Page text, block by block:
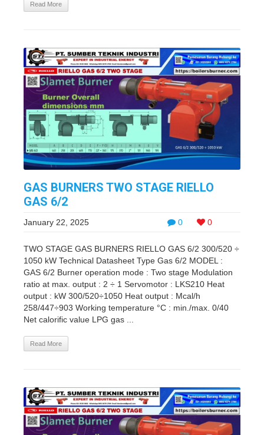
Read More
GAS BURNERS TWO STAGE RIELLO
GAS 6/2
0 0
January 22, 2025
TWO STAGE GAS BURNERS RIELLO GAS 6/2 300/520 ÷
1050 kW Technical Datasheet Type Gas 6/2 MODEL :
GAS 6/2 Burner operation mode : Two stage Modulation
ratio at max. output : 2 ÷ 1 Servomotor : LKS210 Heat
output : kW 300/520÷1050 Heat output : Mcal/h
258/447÷903 Working temperature °C : min./max. 0/40
Net calorific value LPG gas ...
Read More